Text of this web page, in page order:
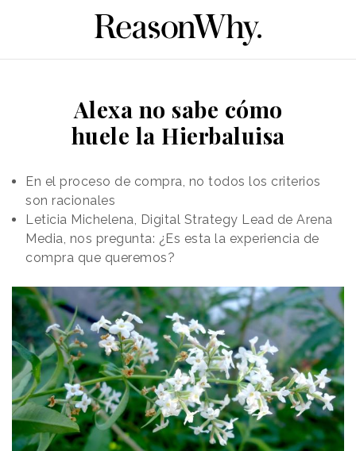
Alexa no sabe cómo
huele la Hierbaluisa
En el proceso de compra, no todos los criterios
son racionales
Leticia Michelena, Digital Strategy Lead de Arena
Media, nos pregunta: ¿Es esta la experiencia de
compra que queremos?